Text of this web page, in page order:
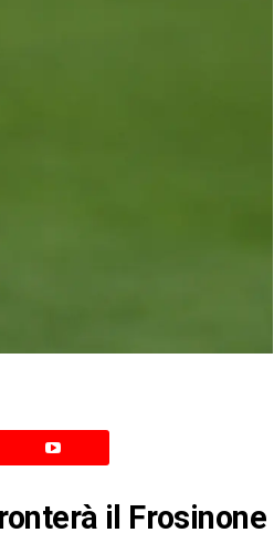
il Frosinone